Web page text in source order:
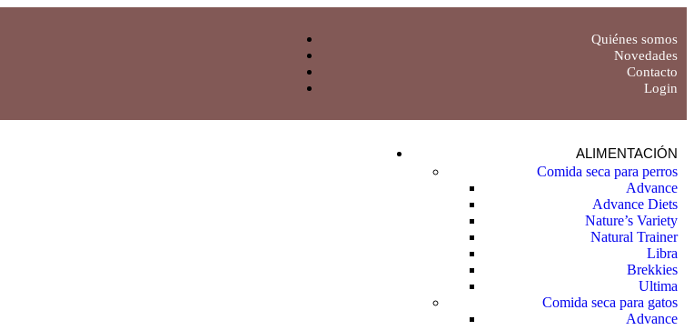
Quiénes somos
Novedades
Contacto
Login
ALIMENTACIÓN
Comida seca para perros
Advance
Advance Diets
Nature’s Variety
Natural Trainer
Libra
Brekkies
Ultima
Comida seca para gatos
Advance